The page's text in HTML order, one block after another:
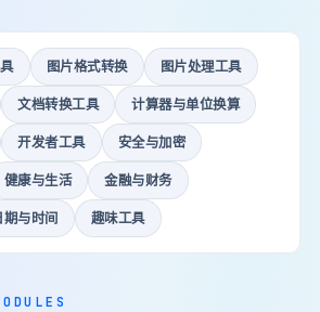
图片格式转换 图片处理工具
文档转换工具 计算器与单位换算
开发者工具 安全与加密
健康与生活 金融与财务
期与时间 趣味工具